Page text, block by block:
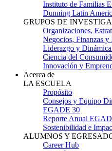
Instituto de Familias
Dunning Latin
GRUPOS DE
Organizaciones,
Negocios, Finanzas
Liderazgo y
Ciencia del
Innovación y
Acerca de
LA ESCUELA
Propósito
Consejos y Equipo
EGADE 30
Reporte Anual
Sostenibilidad e
ALUMNOS Y
Career Hub